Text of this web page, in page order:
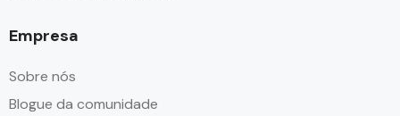
Empresa
Sobre nós
Blogue da comunidade